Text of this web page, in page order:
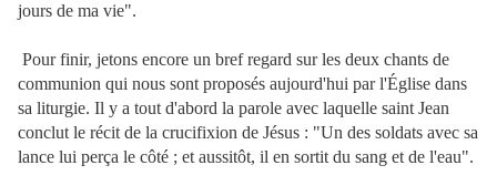
jours de ma vie".
Pour finir, jetons encore un bref regard sur les deux chants de
communion qui nous sont proposés aujourd'hui par l'Église dans
sa liturgie. Il y a tout d'abord la parole avec laquelle saint Jean
conclut le récit de la crucifixion de Jésus : "Un des soldats avec sa
lance lui perça le côté ; et aussitôt, il en sortit du sang et de l'eau".